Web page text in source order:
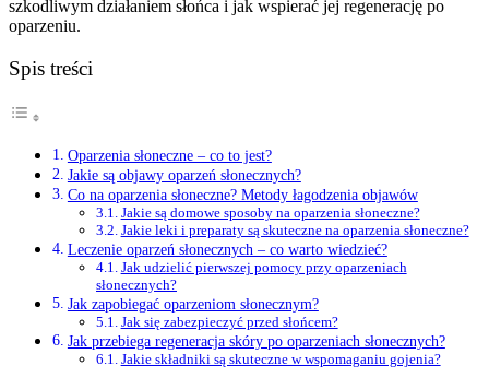
szkodliwym działaniem słońca i jak wspierać jej regenerację po
oparzeniu.
Spis treści
Oparzenia słoneczne – co to jest?
Jakie są objawy oparzeń słonecznych?
Co na oparzenia słoneczne? Metody łagodzenia objawów
Jakie są domowe sposoby na oparzenia słoneczne?
Jakie leki i preparaty są skuteczne na oparzenia słoneczne?
Leczenie oparzeń słonecznych – co warto wiedzieć?
Jak udzielić pierwszej pomocy przy oparzeniach
słonecznych?
Jak zapobiegać oparzeniom słonecznym?
Jak się zabezpieczyć przed słońcem?
Jak przebiega regeneracja skóry po oparzeniach słonecznych?
Jakie składniki są skuteczne w wspomaganiu gojenia?